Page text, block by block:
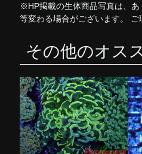
※HP掲載の生体商品写真は、
等変わる場合がございます。 ご
その他のオス